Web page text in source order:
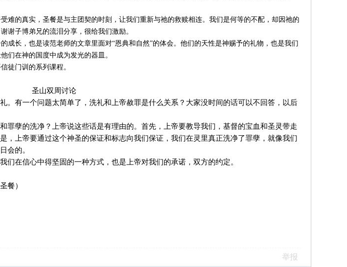
难的真实，圣餐是与主团契的时刻，让我们重新与祂的救赎相连。我们是何等的不配，却因祂的
谢子博弟兄的流泪分享，很给我们激励。
成长，也是读范老师的文章里面对“恩典和自然”的体会。他们的天性是神赐予的礼物，也是我们
们在神的国度中成为发光的器皿。
徒门训的系列课程。
圣山双周讨论
。有一个问题太简单了，洗礼和上帝赦罪是什么关系？大家没时间的话可以不回答，以后
罪孽的洗净？上帝说这些话是有理由的。首先，上帝要教导我们，基督的宝血和圣灵带走
，上帝要通过这个神圣的保证和标志向我们保证，我们在灵里真正洗净了罪孽，就像我们
会的。
在信心中得坚固的一种方式，也是上帝对我们的承诺，双方的约定。
餐）
举报